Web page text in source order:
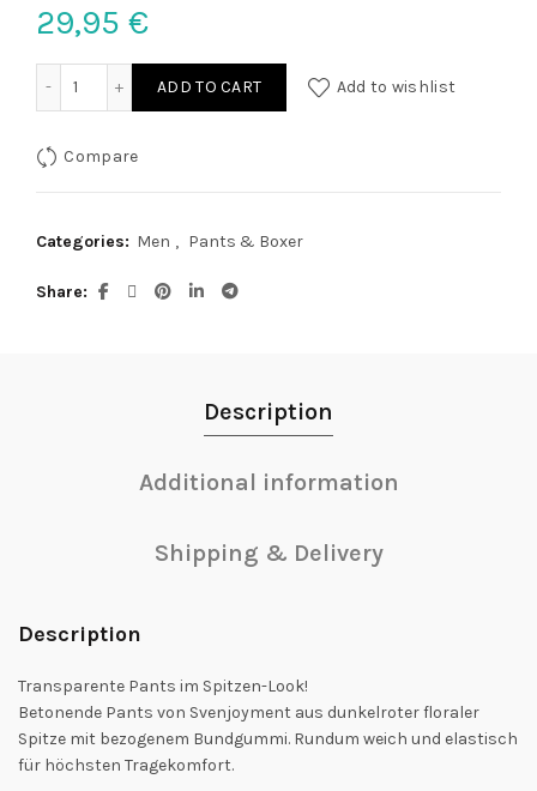
29,95 €
ADD TO CART Add to wishlist
Compare
Categories: Men , Pants & Boxer
Share
Description
Additional information
Shipping & Delivery
Description
Transparente Pants im Spitzen-Look!
Betonende Pants von Svenjoyment aus dunkelroter floraler
Spitze mit bezogenem Bundgummi. Rundum weich und elastisch
für höchsten Tragekomfort.